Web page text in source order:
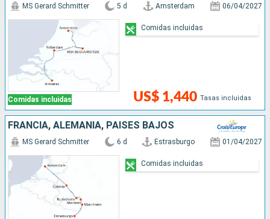
Comidas incluidas
MS Gerard Schmitter 5 d Amsterdam 06/04/2027
US$ 1,440 Tasas incluidas
Comidas incluidas
FRANCIA, ALEMANIA, PAISES BAJOS
MS Gerard Schmitter 6 d Estrasburgo 01/04/2027
Comidas incluidas